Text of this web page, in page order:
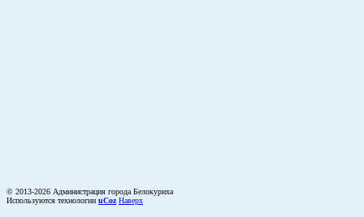
© 2013-2026 Администрация города Белокуриха
Используются технологии uCoz Наверх